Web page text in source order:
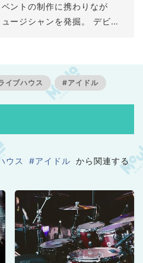
ントの制作に携わりなが
ージシャンを発掘。 デビュ
MEMORIA」では【平成アニ
賞】を受賞。実弟は俳優・
イブハウス #アイドル
ウス #アイドル から関連する